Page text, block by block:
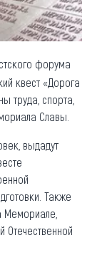
форума
квест «Дорога
труда, спорта,
Славы.
выдадут
Также
Мемориале,
Отечественной